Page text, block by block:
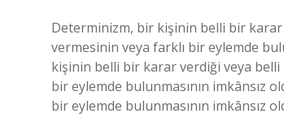
Determinizm, bir kişinin belli bir
vermesinin veya farklı bir eylemde
kişinin belli bir karar verdiği veya
bir eylemde bulunmasının imkânsız
bir eylemde bulunmasının imkânsız